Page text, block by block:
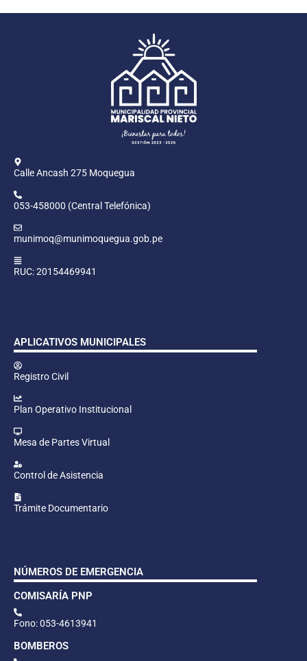
Calle Ancash 275 Moquegua
053-458000 (Central Telefónica)
munimoq@munimoquegua.gob.pe
RUC: 20154469941
APLICATIVOS MUNICIPALES
Registro Civil
Plan Operativo Institucional
Mesa de Partes Virtual
Control de Asistencia
Trámite Documentario
NÚMEROS DE EMERGENCIA
COMISARÍA PNP
Fono: 053-4613941
BOMBEROS